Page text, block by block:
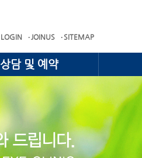
LOGIN JOINUS SITEMAP
상담 및 예약